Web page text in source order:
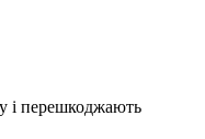
і перешкоджають